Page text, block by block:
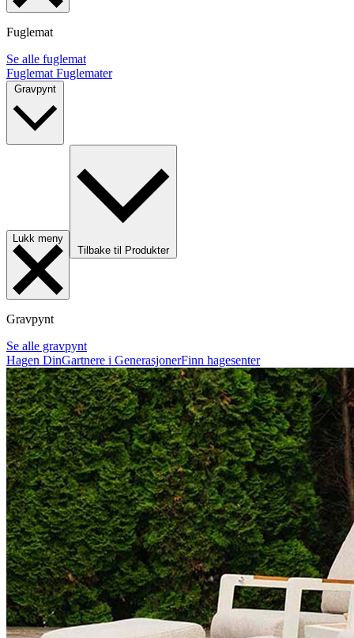
Fuglemat
Se alle fuglemat
Fuglemat Fuglemater
Lukk meny
Tilbake til Produkter
Gravpynt
Se alle gravpynt
Hagen DinGartnere i GenerasjonerFinn hagesenter